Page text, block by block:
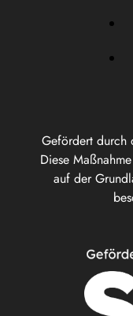
Gefördert durch
Diese
auf der